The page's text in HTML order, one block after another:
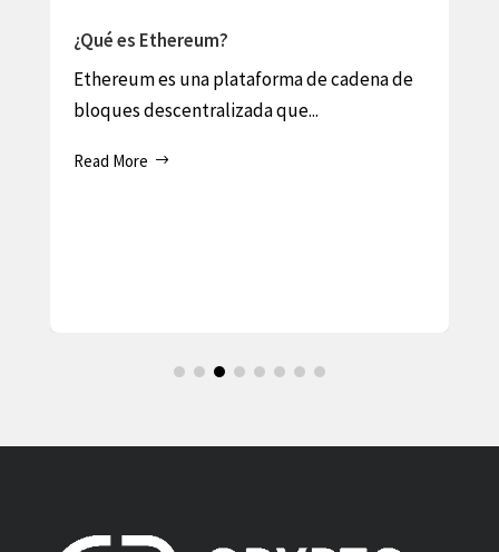
¿Qué es Ethereum?
Ethereum es una plataforma de cadena de
bloques descentralizada que...
Read More